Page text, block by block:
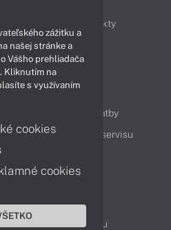
Produkty
Videá
Možnosti doručenia a platby
služby Cenník servisu
Obchodné oddelenie
Reklamácia tovaru
zážitku a
našej stránke a
Vášho prehliadača
Kliknutím na
s využívaním
cookies
cookies